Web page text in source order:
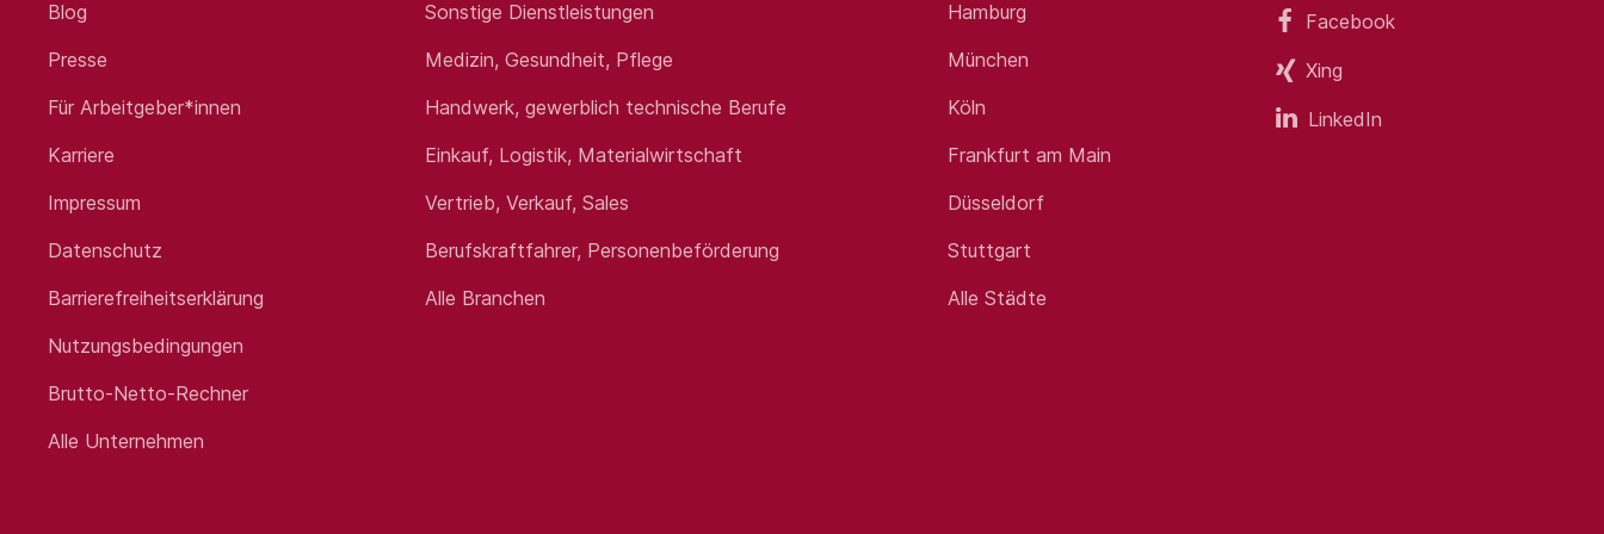
Blog
Presse
Für Arbeitgeber*innen
Karriere
Impressum
Datenschutz
Barrierefreiheitserklärung
Nutzungsbedingungen
Brutto-Netto-Rechner
Alle Unternehmen
Sonstige Dienstleistungen
Medizin, Gesundheit, Pflege
Handwerk, gewerblich technische Berufe
Einkauf, Logistik, Materialwirtschaft
Vertrieb, Verkauf, Sales
Berufskraftfahrer, Personenbeförderung
Alle Branchen
Hamburg
München
Köln
Frankfurt am Main
Düsseldorf
Stuttgart
Alle Städte
Facebook
Xing
LinkedIn